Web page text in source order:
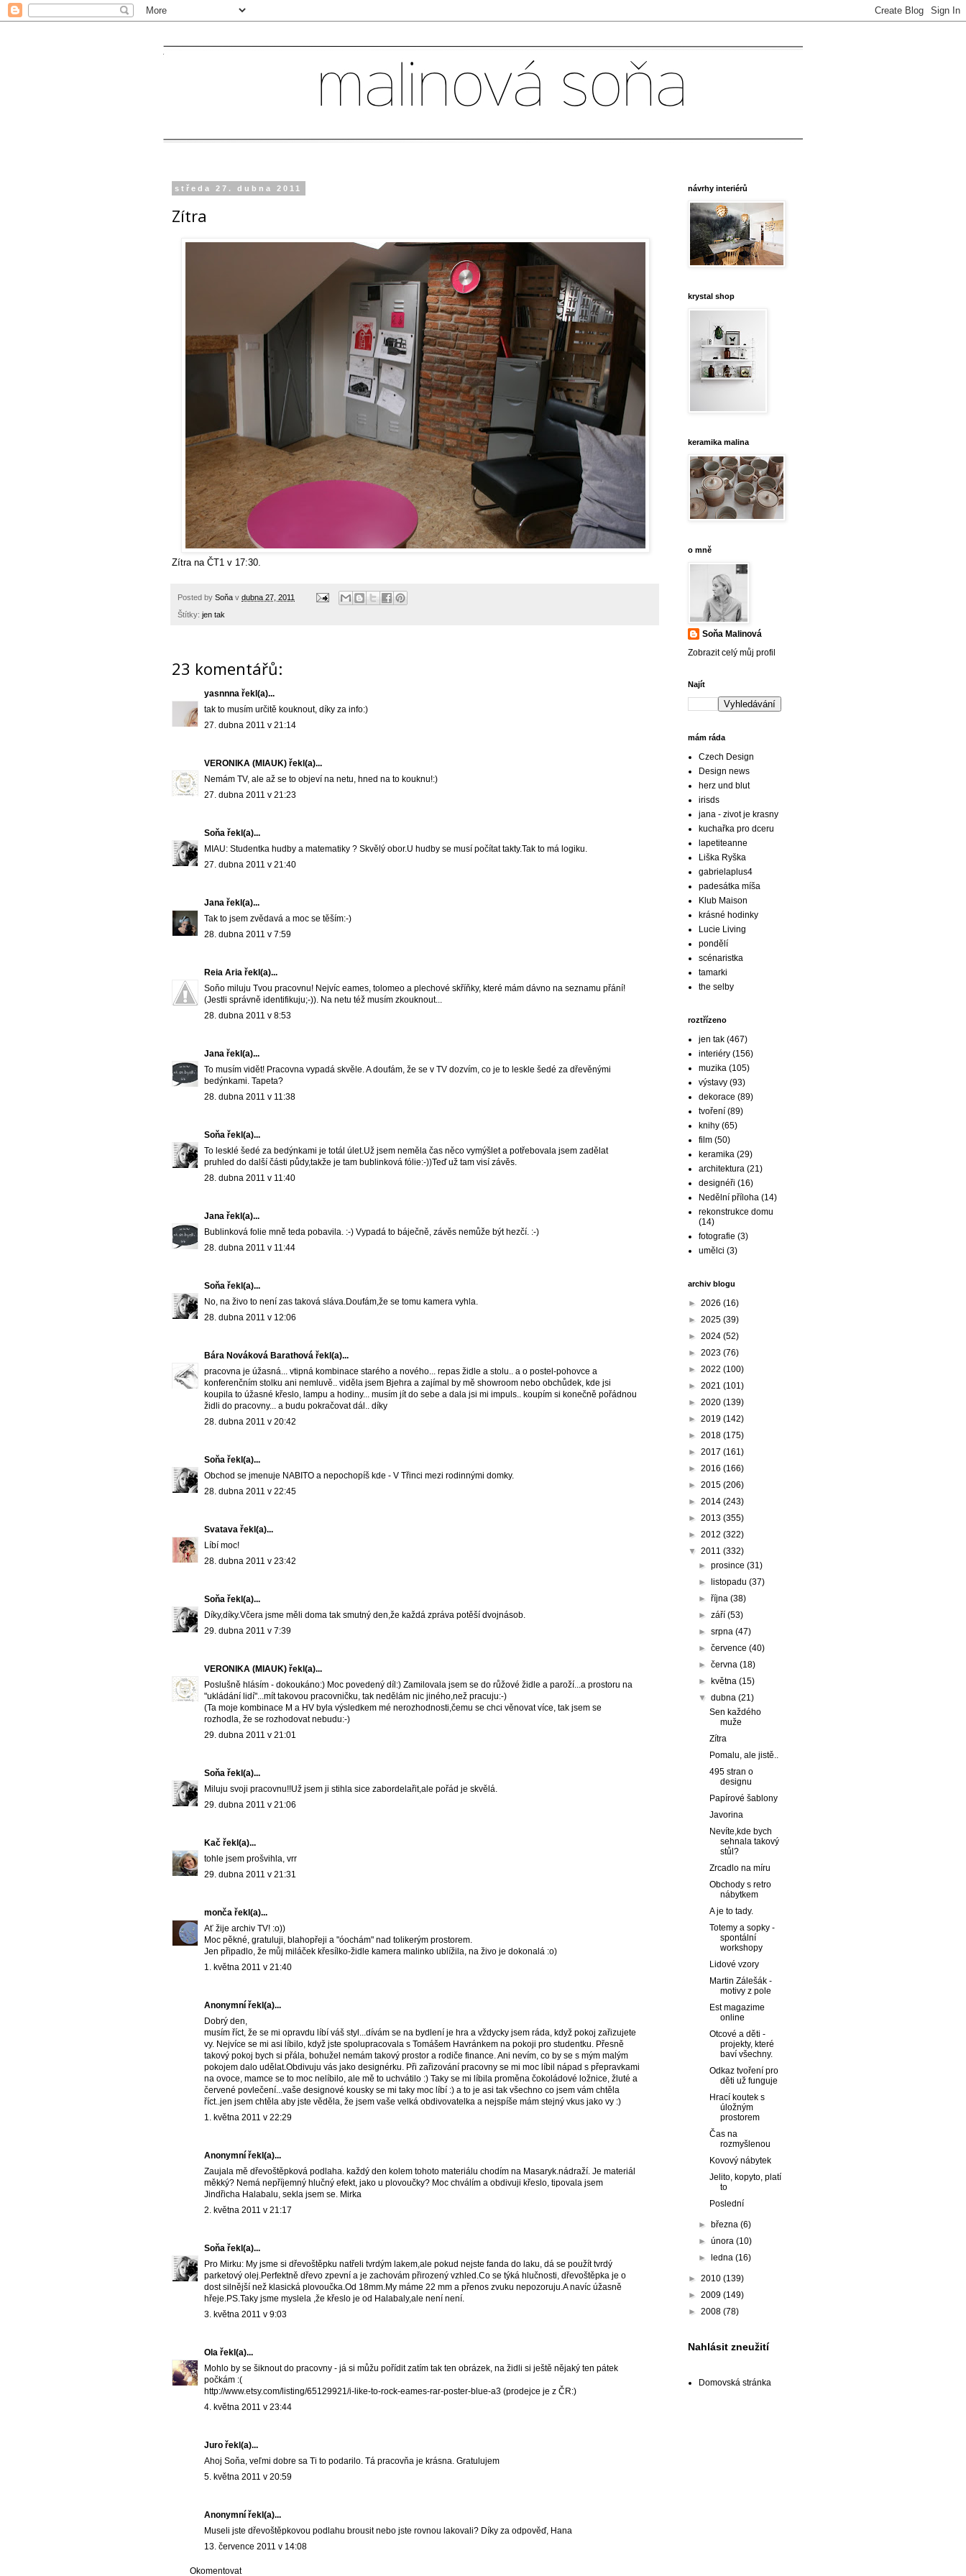
středa 27. dubna 2011
Zítra
Zítra na ČT1 v 17:30.
Posted by Soňa v dubna 27, 2011
Štítky: jen tak
23 komentářů:
yasnnna řekl(a)...
tak to musím určitě kouknout, díky za info:)
27. dubna 2011 v 21:14
VERONIKA (MIAUK) řekl(a)...
Nemám TV, ale až se to objeví na netu, hned na to kouknu!:)
27. dubna 2011 v 21:23
Soňa řekl(a)...
MIAU: Studentka hudby a matematiky ? Skvělý obor.U hudby se musí počítat takty.Tak to má logiku.
27. dubna 2011 v 21:40
Jana řekl(a)...
Tak to jsem zvědavá a moc se těším:-)
28. dubna 2011 v 7:59
Reia Aria řekl(a)...
Soňo miluju Tvou pracovnu! Nejvíc eames, tolomeo a plechové skříňky, které mám dávno na seznamu přání!
(Jestli správně identifikuju;-)). Na netu též musím zkouknout...
28. dubna 2011 v 8:53
Jana řekl(a)...
To musím vidět! Pracovna vypadá skvěle. A doufám, že se v TV dozvím, co je to leskle šedé za dřevěnými
bedýnkami. Tapeta?
28. dubna 2011 v 11:38
Soňa řekl(a)...
To lesklé šedé za bedýnkami je totál úlet.Už jsem neměla čas něco vymýšlet a potřebovala jsem zadělat
pruhled do další části půdy,takže je tam bublinková fólie:-))Teď už tam visí závěs.
28. dubna 2011 v 11:40
Jana řekl(a)...
Bublinková folie mně teda pobavila. :-) Vypadá to báječně, závěs nemůže být hezčí. :-)
28. dubna 2011 v 11:44
Soňa řekl(a)...
No, na živo to není zas taková sláva.Doufám,že se tomu kamera vyhla.
28. dubna 2011 v 12:06
Bára Nováková Barathová řekl(a)...
pracovna je úžasná... vtipná kombinace starého a nového... repas židle a stolu.. a o postel-pohovce a
konferenčním stolku ani nemluvě.. viděla jsem Bjehra a zajímal by mě showroom nebo obchůdek, kde jsi
koupila to úžasné křeslo, lampu a hodiny... musím jít do sebe a dala jsi mi impuls.. koupím si konečně pořádnou
židli do pracovny... a budu pokračovat dál.. díky
28. dubna 2011 v 20:42
Soňa řekl(a)...
Obchod se jmenuje NABITO a nepochopíš kde - V Třinci mezi rodinnými domky.
28. dubna 2011 v 22:45
Svatava řekl(a)...
Líbí moc!
28. dubna 2011 v 23:42
Soňa řekl(a)...
Díky,díky.Včera jsme měli doma tak smutný den,že každá zpráva potěší dvojnásob.
29. dubna 2011 v 7:39
VERONIKA (MIAUK) řekl(a)...
Poslušně hlásím - dokoukáno:) Moc povedený díl:) Zamilovala jsem se do růžové židle a paroží...a prostoru na
"ukládání lidí"...mít takovou pracovničku, tak nedělám nic jiného,než pracuju:-)
(Ta moje kombinace M a HV byla výsledkem mé nerozhodnosti,čemu se chci věnovat více, tak jsem se
rozhodla, že se rozhodovat nebudu:-)
29. dubna 2011 v 21:01
Soňa řekl(a)...
Miluju svoji pracovnu!!Už jsem ji stihla sice zabordelařit,ale pořád je skvělá.
29. dubna 2011 v 21:06
Kač řekl(a)...
tohle jsem prošvihla, vrr
29. dubna 2011 v 21:31
monča řekl(a)...
Ať žije archiv TV! :o))
Moc pěkné, gratuluji, blahopřeji a "óochám" nad tolikerým prostorem.
Jen připadlo, že můj miláček křesílko-židle kamera malinko ublížila, na živo je dokonalá :o)
1. května 2011 v 21:40
Anonymní řekl(a)...
Dobrý den,
musím říct, že se mi opravdu líbí váš styl...dívám se na bydlení je hra a vždycky jsem ráda, když pokoj zařizujete
vy. Nejvíce se mi asi líbilo, když jste spolupracovala s Tomášem Havránkem na pokoji pro studentku. Přesně
takový pokoj bych si přála, bohužel nemám takový prostor a rodiče finance. Ani nevím, co by se s mým malým
pokojem dalo udělat.Obdivuju vás jako designérku. Při zařizování pracovny se mi moc líbil nápad s přepravkami
na ovoce, mamce se to moc nelíbilo, ale mě to uchvátilo :) Taky se mi líbila proměna čokoládové ložnice, žluté a
červené povlečení...vaše designové kousky se mi taky moc líbí :) a to je asi tak všechno co jsem vám chtěla
říct..jen jsem chtěla aby jste věděla, že jsem vaše velká obdivovatelka a nejspíše mám stejný vkus jako vy :)
1. května 2011 v 22:29
Anonymní řekl(a)...
Zaujala mě dřevoštěpková podlaha. každý den kolem tohoto materiálu chodím na Masaryk.nádraží. Je materiál
měkký? Nemá nepříjemný hlučný efekt, jako u plovoučky? Moc chválím a obdivuji křeslo, tipovala jsem
Jindřicha Halabalu, sekla jsem se. Mirka
2. května 2011 v 21:17
Soňa řekl(a)...
Pro Mirku: My jsme si dřevoštěpku natřeli tvrdým lakem,ale pokud nejste fanda do laku, dá se použít tvrdý
parketový olej.Perfektně dřevo zpevní a je zachovám přirozený vzhled.Co se týká hlučnosti, dřevoštěpka je o
dost silnější než klasická plovoučka.Od 18mm.My máme 22 mm a přenos zvuku nepozoruju.A navíc úžasně
hřeje.PS.Taky jsme myslela ,že křeslo je od Halabaly,ale není není.
3. května 2011 v 9:03
Ola řekl(a)...
Mohlo by se šiknout do pracovny - já si můžu pořídit zatím tak ten obrázek, na židli si ještě nějaký ten pátek
počkám :(
http://www.etsy.com/listing/65129921/i-like-to-rock-eames-rar-poster-blue-a3 (prodejce je z ČR:)
4. května 2011 v 23:44
Juro řekl(a)...
Ahoj Soňa, veľmi dobre sa Ti to podarilo. Tá pracovňa je krásna. Gratulujem
5. května 2011 v 20:59
Anonymní řekl(a)...
Museli jste dřevoštěpkovou podlahu brousit nebo jste rovnou lakovali? Díky za odpověď, Hana
13. července 2011 v 14:08
Okomentovat
návrhy interiérů
krystal shop
keramika malina
o mně
Soňa Malinová
Zobrazit celý můj profil
Najít
mám ráda
Czech Design
Design news
herz und blut
irisds
jana - zivot je krasny
kuchařka pro dceru
lapetiteanne
Liška Ryška
gabrielaplus4
padesátka míša
Klub Maison
krásné hodinky
Lucie Living
pondělí
scénaristka
tamarki
the selby
roztřízeno
jen tak (467)
interiéry (156)
muzika (105)
výstavy (93)
dekorace (89)
tvoření (89)
knihy (65)
film (50)
keramika (29)
architektura (21)
designéři (16)
Nedělní příloha (14)
rekonstrukce domu
(14)
fotografie (3)
umělci (3)
archiv blogu
► 2026 (16)
► 2025 (39)
► 2024 (52)
► 2023 (76)
► 2022 (100)
► 2021 (101)
► 2020 (139)
► 2019 (142)
► 2018 (175)
► 2017 (161)
► 2016 (166)
► 2015 (206)
► 2014 (243)
► 2013 (355)
► 2012 (322)
▼ 2011 (332)
►prosince(31)
►
listopadu(37)
►října(38)
►září(53)
►srpna(47)
►července(40)
►června(18)
► května(15)
▼dubna(21)
Sen každého
muže
Zítra
Pomalu, ale jistě..
495 stran o
designu
Papírové šablony
Javorina
Nevíte,kde bych
sehnala takový
stůl?
Zrcadlo na míru
Obchody s retro
nábytkem
A je to tady.
Totemy a sopky -
spontální
workshopy
Lidové vzory
Martin Zálešák -
motivy z pole
Est magazime
online
Otcové a děti -
projekty, které
baví všechny.
Odkaz tvoření pro
děti už funguje
Hrací koutek s
úložným
prostorem
Čas na
rozmyšlenou
Kovový nábytek
Jelito, kopyto, platí
to
Poslední
► března(6)
►února(10)
►
ledna(16)
► 2010 (139)
► 2009 (149)
► 2008 (78)
Nahlásit zneužití
Domovská stránka